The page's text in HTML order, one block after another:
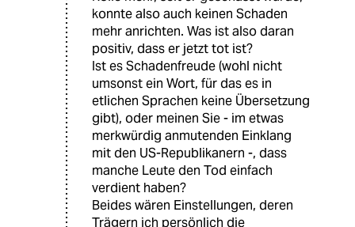
konnte also auch keinen Schaden
mehr anrichten. Was ist also daran
positiv, dass er jetzt tot ist?
Ist es Schadenfreude (wohl nicht
umsonst ein Wort, für das es in
etlichen Sprachen keine Übersetzung
gibt), oder meinen Sie - im etwas
merkwürdig anmutenden Einklang
mit den US-Republikanern -, dass
manche Leute den Tod einfach
verdient haben?
Beides wären Einstellungen, deren
Trägern ich persönlich die